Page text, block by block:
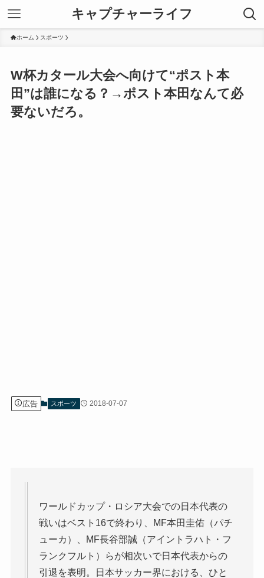
キャプチャーライフ
ホーム スポーツ
W杯カタール大会へ向けて“ポスト本
田”は誰になる？→ポスト本田なんて必
要ないだろ。
広告 スポーツ 2018-07-07
ワールドカップ・ロシア大会での日本代表の
戦いはベスト16で終わり、MF本田圭佑（パチ
ューカ）、MF長谷部誠（アイントラハト・フ
ランクフルト）らが相次いで日本代表からの
引退を表明。日本サッカー界における、ひと